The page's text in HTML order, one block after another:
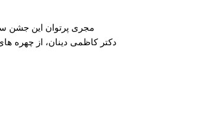
مجری پرتوان این جشن
دکتر کاظمی دینان، از چهره